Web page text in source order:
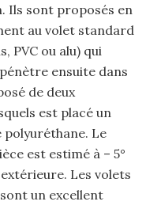
Ils sont proposés en
au volet standard
PVC ou alu) qui
ensuite dans
de deux
est placé un
polyuréthane. Le
est estimé à – 5°
Les volets
un excellent